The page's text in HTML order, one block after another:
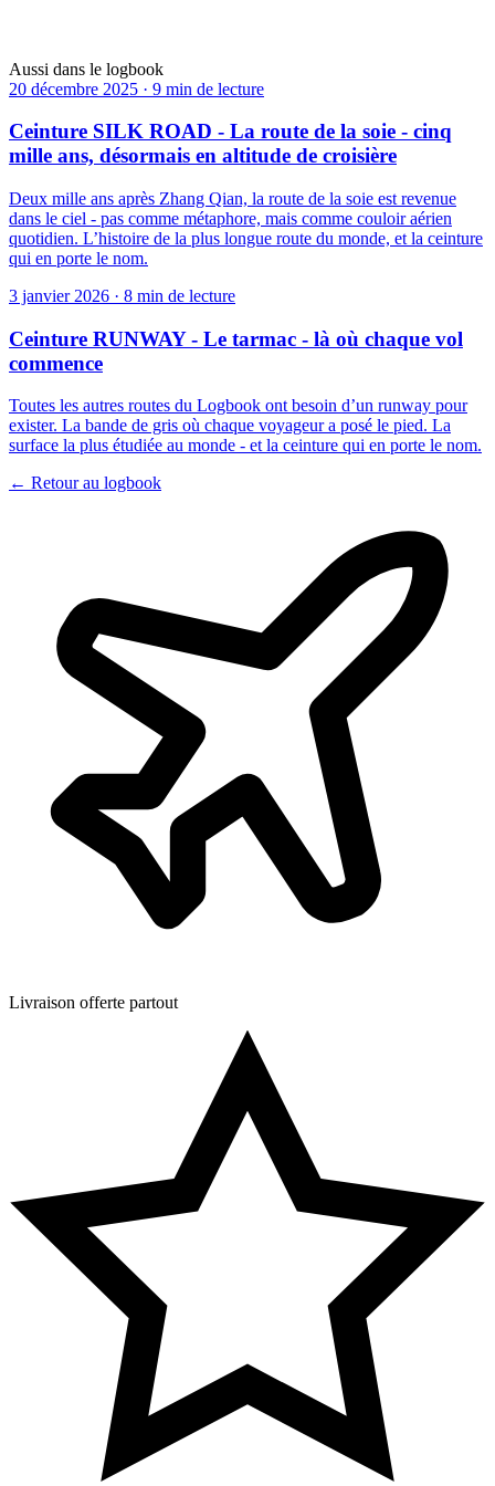
Voir→
Aussi dans le logbook
20 décembre 2025 · 9 min de lecture
Ceinture SILK ROAD - La route de la soie - cinq
mille ans, désormais en altitude de croisière
Deux mille ans après Zhang Qian, la route de la soie est revenue
dans le ciel - pas comme métaphore, mais comme couloir aérien
quotidien. L’histoire de la plus longue route du monde, et la ceinture
qui en porte le nom.
3 janvier 2026 · 8 min de lecture
Ceinture RUNWAY - Le tarmac - là où chaque vol
commence
Toutes les autres routes du Logbook ont besoin d’un runway pour
exister. La bande de gris où chaque voyageur a posé le pied. La
surface la plus étudiée au monde - et la ceinture qui en porte le nom.
← Retour au logbook
Livraison offerte partout